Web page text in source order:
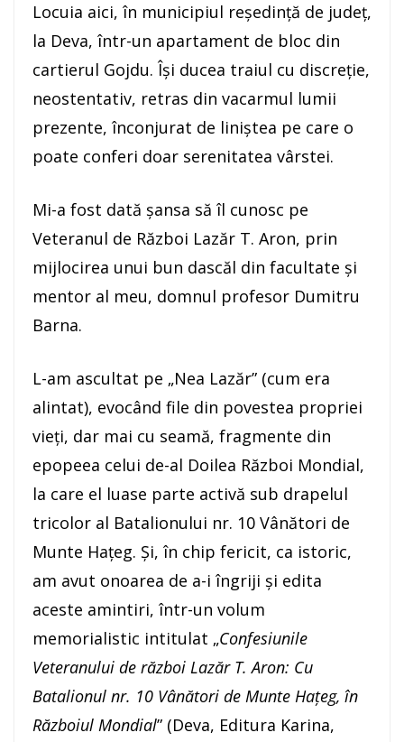
Locuia aici, în municipiul reședință de județ,
la Deva, într-un apartament de bloc din
cartierul Gojdu. Își ducea traiul cu discreție,
neostentativ, retras din vacarmul lumii
prezente, înconjurat de liniștea pe care o
poate conferi doar serenitatea vârstei.
Mi-a fost dată șansa să îl cunosc pe
Veteranul de Război Lazăr T. Aron, prin
mijlocirea unui bun dascăl din facultate și
mentor al meu, domnul profesor Dumitru
Barna.
L-am ascultat pe „Nea Lazăr” (cum era
alintat), evocând file din povestea propriei
vieți, dar mai cu seamă, fragmente din
epopeea celui de-al Doilea Război Mondial,
la care el luase parte activă sub drapelul
tricolor al Batalionului nr. 10 Vânători de
Munte Hațeg. Și, în chip fericit, ca istoric,
am avut onoarea de a-i îngriji și edita
aceste amintiri, într-un volum
memorialistic intitulat „Confesiunile
Veteranului de război Lazăr T. Aron: Cu
Batalionul nr. 10 Vânători de Munte Hațeg, în
Războiul Mondial” (Deva, Editura Karina,